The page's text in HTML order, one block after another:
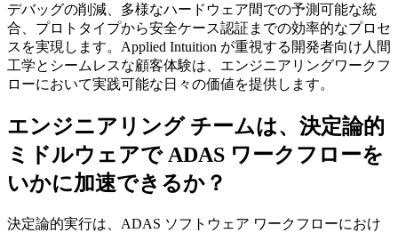
デバッグの削減、多様なハードウェア間での予測可能な統
合、プロトタイプから安全ケース認証までの効率的なプロセ
スを実現します。Applied Intuition が重視する開発者向け人間
工学とシームレスな顧客体験は、エンジニアリングワークフ
ローにおいて実践可能な日々の価値を提供します。
エンジニアリング チームは、決定論的
ミドルウェアで ADAS ワークフローを
いかに加速できるか？
決定論的実行は、ADAS ソフトウェア ワークフローにおけ